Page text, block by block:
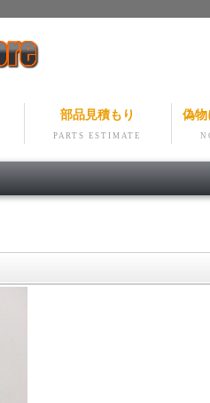
部品見積もり
PARTS ESTIMATE
偽物